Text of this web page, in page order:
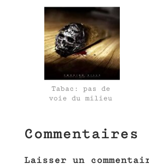
Tabac: pas de
voie du milieu
Commentaires
Laisser un